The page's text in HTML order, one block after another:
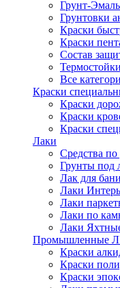
Грунт-
Грунтовки
Краски
Краски
Состав
Все
Краски
Краски
Краски
Краски
Лаки
Cредства
Грунты под
Лак для
Лаки
Лаки
Лаки по
Лаки
Промышленные
Краски
Краски
Краски